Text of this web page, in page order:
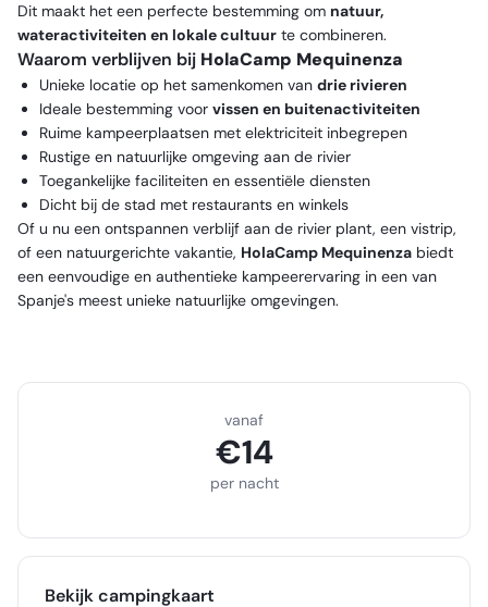
Dit maakt het een perfecte bestemming om natuur,
wateractiviteiten en lokale cultuur te combineren.
Waarom verblijven bij HolaCamp Mequinenza
Unieke locatie op het samenkomen van drie rivieren
Ideale bestemming voor vissen en buitenactiviteiten
Ruime kampeerplaatsen met elektriciteit inbegrepen
Rustige en natuurlijke omgeving aan de rivier
Toegankelijke faciliteiten en essentiële diensten
Dicht bij de stad met restaurants en winkels
Of u nu een ontspannen verblijf aan de rivier plant, een vistrip,
of een natuurgerichte vakantie, HolaCamp Mequinenza biedt
een eenvoudige en authentieke kampeerervaring in een van
Spanje's meest unieke natuurlijke omgevingen.
vanaf
€14
per nacht
Bekijk campingkaart